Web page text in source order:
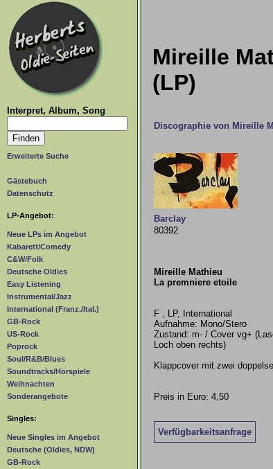
Interpret, Album, Song
Erweiterte Suche
Gästebuch
Datenschutz
LP-Angebot:
Neue LPs im Angebot
Kabarett/Comedy
C&W/Folk
Deutsche Oldies
Easy Listening
Instrumental/Jazz
International (Franz./Ital.)
GB-Rock
US-Rock
Poprock
Soul/R&B/Blues
Soundtracks/Hörspiele
Weihnachten
Sonderangebote
Singles:
Neue Singles im Angebot
Deutsche (Oldies, NDW)
GB-Rock
Mireille
(LP)
Discographie von Mireille
Barclay
80392
Mireille Mathieu
La premniere etoile
F , LP, International
Aufnahme: Mono/Stero
Zustand: m- / Cover vg+
Loch oben rechts)
Klappcover mit zwei
Preis in Euro: 4,50
Verfügbarkeitsanfrage